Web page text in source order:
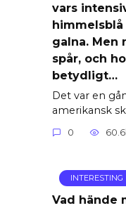
vars
galna. Men
spår, och
betydligt…
Det var en
amerikansk
0
INTERESTING
Vad hände